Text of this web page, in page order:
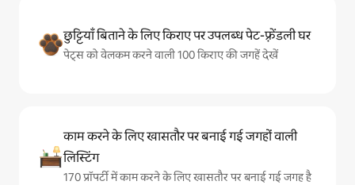
छुट्टियाँ बिताने के लिए किराए पर उपलब्ध पेट-फ़्रेंडली घर
पेट्स को वेलकम करने वाली 100 किराए की जगहें देखें
काम करने के लिए खासतौर पर बनाई गई जगहों वाली
लिस्टिंग
170 प्रॉपर्टी में काम करने के लिए खासतौर पर बनाई गई जगह है